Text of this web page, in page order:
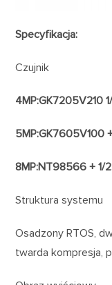
Specyfikacja:
Czujnik
4MP:GK7205V210
5MP:GK7605V100
8MP:NT98566 + 1/
Struktura systemu
Osadzony RTOS,
twarda kompresja,